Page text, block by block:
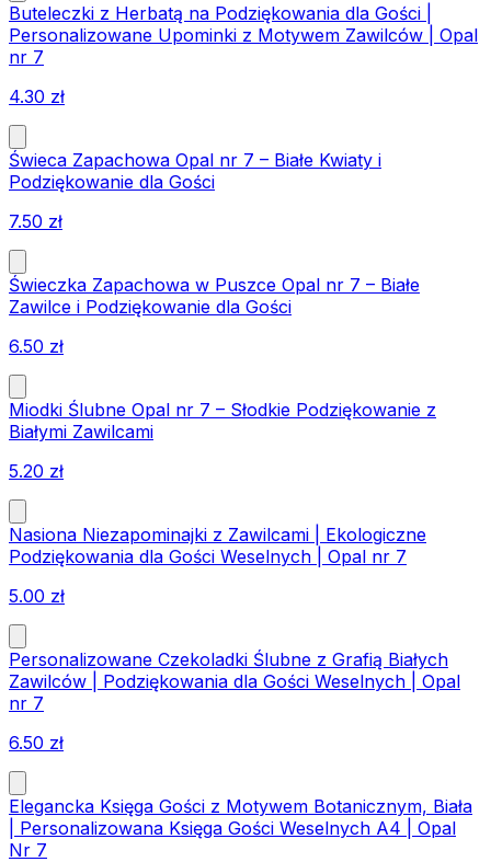
Buteleczki z Herbatą na Podziękowania dla Gości |
Personalizowane Upominki z Motywem Zawilców | Opal
nr 7
4.30 zł
Świeca Zapachowa Opal nr 7 – Białe Kwiaty i
Podziękowanie dla Gości
7.50 zł
Świeczka Zapachowa w Puszce Opal nr 7 – Białe
Zawilce i Podziękowanie dla Gości
6.50 zł
Miodki Ślubne Opal nr 7 – Słodkie Podziękowanie z
Białymi Zawilcami
5.20 zł
Nasiona Niezapominajki z Zawilcami | Ekologiczne
Podziękowania dla Gości Weselnych | Opal nr 7
5.00 zł
Personalizowane Czekoladki Ślubne z Grafią Białych
Zawilców | Podziękowania dla Gości Weselnych | Opal
nr 7
6.50 zł
Elegancka Księga Gości z Motywem Botanicznym, Biała
| Personalizowana Księga Gości Weselnych A4 | Opal
Nr 7